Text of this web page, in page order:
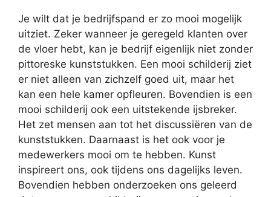
Je wilt dat je bedrijfspand er zo mooi mogelijk
uitziet. Zeker wanneer je geregeld klanten over
de vloer hebt, kan je bedrijf eigenlijk niet zonder
pittoreske kunststukken. Een mooi schilderij ziet
er niet alleen van zichzelf goed uit, maar het
kan een hele kamer opfleuren. Bovendien is een
mooi schilderij ook een uitstekende ijsbreker.
Het zet mensen aan tot het discussiëren van de
kunststukken. Daarnaast is het ook voor je
medewerkers mooi om te hebben. Kunst
inspireert ons, ook tijdens ons dagelijks leven.
Bovendien hebben onderzoeken ons geleerd